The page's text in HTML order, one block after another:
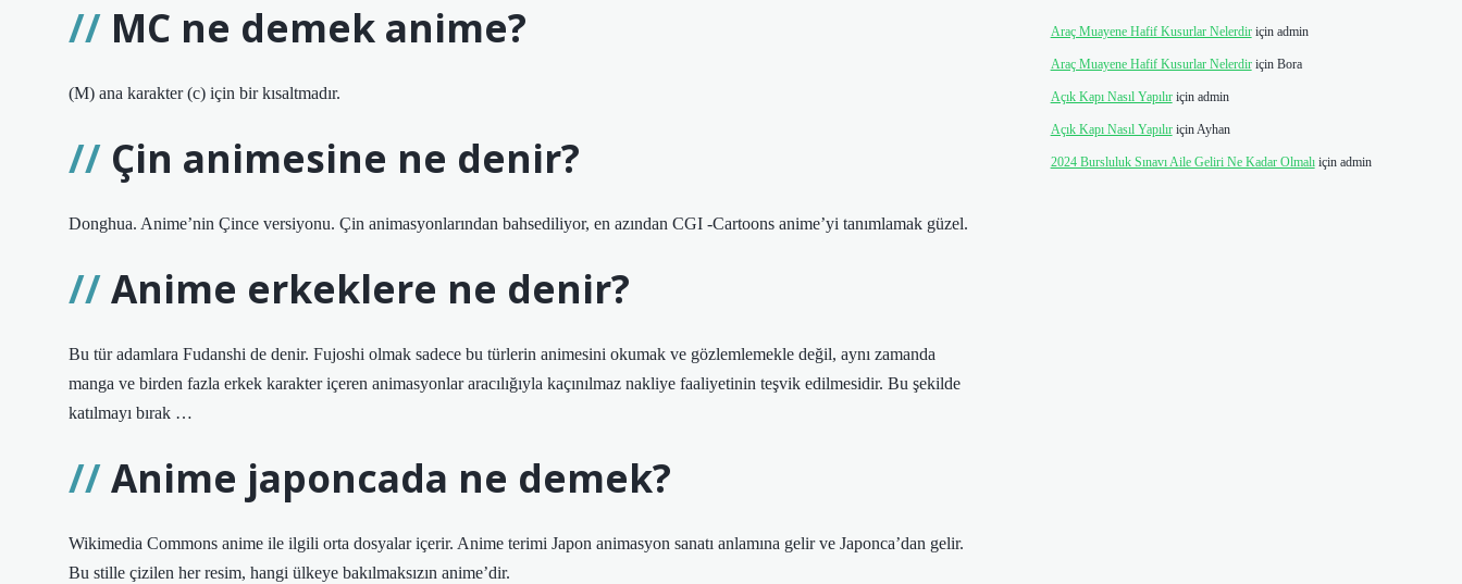
MC ne demek anime?
(M) ana karakter (c) için bir kısaltmadır.
Çin animesine ne denir?
Donghua. Anime’nin Çince versiyonu. Çin animasyonlarından bahsediliyor, en azından CGI -Cartoons anime’yi tanımlamak güzel.
Anime erkeklere ne denir?
Bu tür adamlara Fudanshi de denir. Fujoshi olmak sadece bu türlerin animesini okumak ve gözlemlemekle değil, aynı zamanda
manga ve birden fazla erkek karakter içeren animasyonlar aracılığıyla kaçınılmaz nakliye faaliyetinin teşvik edilmesidir. Bu şekilde
katılmayı bırak …
Anime japoncada ne demek?
Wikimedia Commons anime ile ilgili orta dosyalar içerir. Anime terimi Japon animasyon sanatı anlamına gelir ve Japonca’dan gelir.
Bu stille çizilen her resim, hangi ülkeye bakılmaksızın anime’dir.
Araç Muayene Hafif Kusurlar Nelerdiriçin admin
Araç Muayene Hafif Kusurlar Nelerdiriçin Bora
Açık Kapı Nasıl Yapılıriçin admin
Açık Kapı Nasıl YapılıriçinAyhan
2024 Bursluluk Sınavı Aile Geliri Ne Kadar Olmalıiçin admin